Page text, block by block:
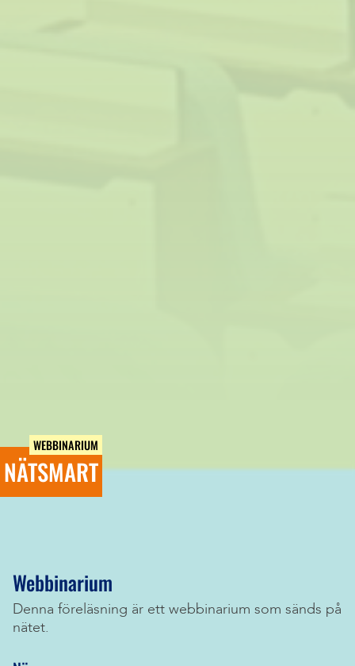
WEBBINARIUM
NÄTSMART
Webbinarium
Denna föreläsning är ett webbinarium som sänds på
nätet.